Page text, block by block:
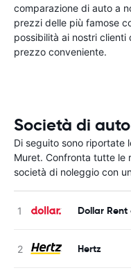
comparazione di auto a
prezzi delle più famose
possibilità ai nostri
prezzo conveniente.
Società di
Di seguito sono riportate
Muret. Confronta tutte le
società di noleggio con
Dollar
Hertz